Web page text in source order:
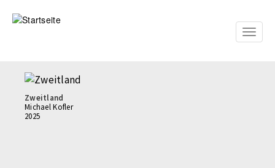
zum
Toggle
Zweitland
Michael Kofler
2025